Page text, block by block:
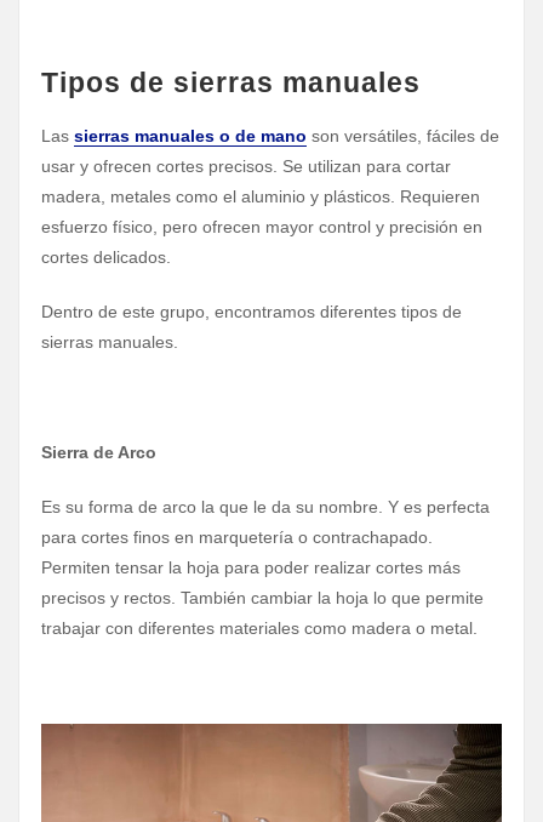
Tipos de sierras manuales
Las sierras manuales o de mano son versátiles, fáciles de
usar y ofrecen cortes precisos. Se utilizan para cortar
madera, metales como el aluminio y plásticos. Requieren
esfuerzo físico, pero ofrecen mayor control y precisión en
cortes delicados.
Dentro de este grupo, encontramos diferentes tipos de
sierras manuales.
Sierra de Arco
Es su forma de arco la que le da su nombre. Y es perfecta
para cortes finos en marquetería o contrachapado.
Permiten tensar la hoja para poder realizar cortes más
precisos y rectos. También cambiar la hoja lo que permite
trabajar con diferentes materiales como madera o metal.